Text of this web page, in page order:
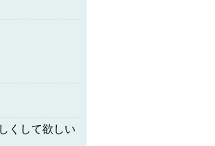
くして欲しい